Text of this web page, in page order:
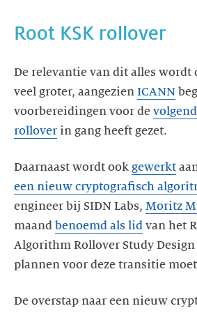
Root KSK rollover
De relevantie van dit alles wordt
veel groter, aangezien ICANN
voorbereidingen voor de
rollover in gang heeft gezet.
Daarnaast wordt ook gewerkt
een nieuw cryptografisch
engineer bij SIDN Labs, Moritz
maand benoemd als lid van het
Algorithm Rollover Study Design
plannen voor deze transitie
De overstap naar een nieuw